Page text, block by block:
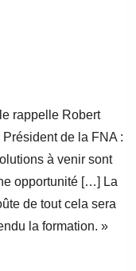
rappelle Robert
Président de la FNA :
à venir sont
opportunité […] La
de tout cela sera
la formation. »